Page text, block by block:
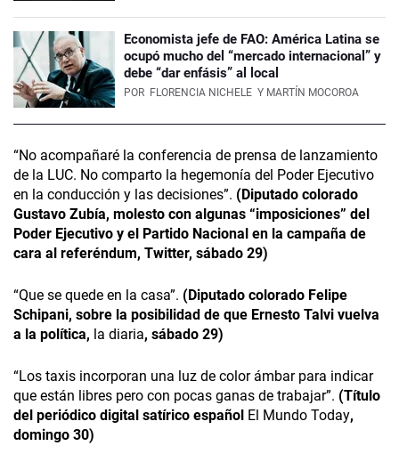
Economista jefe de FAO: América Latina se
ocupó mucho del “mercado internacional” y
debe “dar enfásis” al local
POR FLORENCIA NICHELE Y MARTÍN MOCOROA
“No acompañaré la conferencia de prensa de lanzamiento
de la LUC. No comparto la hegemonía del Poder Ejecutivo
en la conducción y las decisiones”. (Diputado colorado
Gustavo Zubía, molesto con algunas “imposiciones” del
Poder Ejecutivo y el Partido Nacional en la campaña de
cara al referéndum, Twitter, sábado 29)
“Que se quede en la casa”. (Diputado colorado Felipe
Schipani, sobre la posibilidad de que Ernesto Talvi vuelva
a la política, la diaria, sábado 29)
“Los taxis incorporan una luz de color ámbar para indicar
que están libres pero con pocas ganas de trabajar”. (Título
del periódico digital satírico español El Mundo Today,
domingo 30)